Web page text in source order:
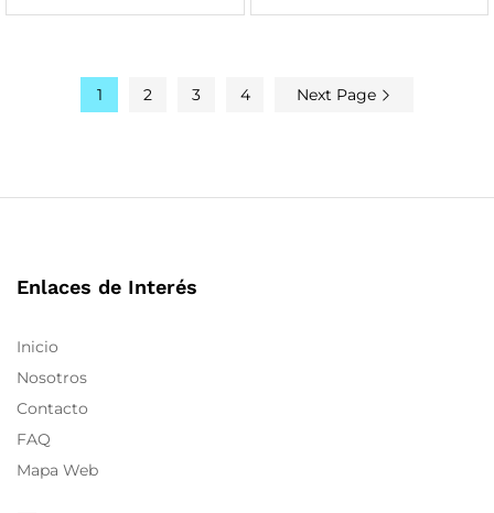
1 2 3 4 Next Page
Enlaces de Interés
Inicio
Nosotros
Contacto
FAQ
Mapa Web